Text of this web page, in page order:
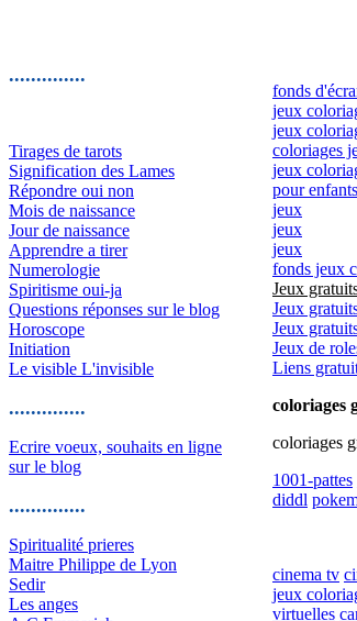
..............
Tirages de tarots
Signification des Lames
Répondre oui non
Mois de naissance
Jour de naissance
Apprendre a tirer
Numerologie
Spiritisme oui-ja
Questions réponses sur le blog
Horoscope
Initiation
Le visible L'invisible
..............
Ecrire voeux, souhaits en ligne
sur le blog
..............
Spiritualité prieres
Maitre Philippe de Lyon
Sedir
Les anges
fonds
jeux
jeux
coloriages
jeux
pour enfants
jeux
jeux
jeux
fonds jeux
Jeux
Jeux
Jeux
Jeux de
Liens
coloriages
coloriages
1001-pattes
diddl
cinema tv
jeux
virtuelles